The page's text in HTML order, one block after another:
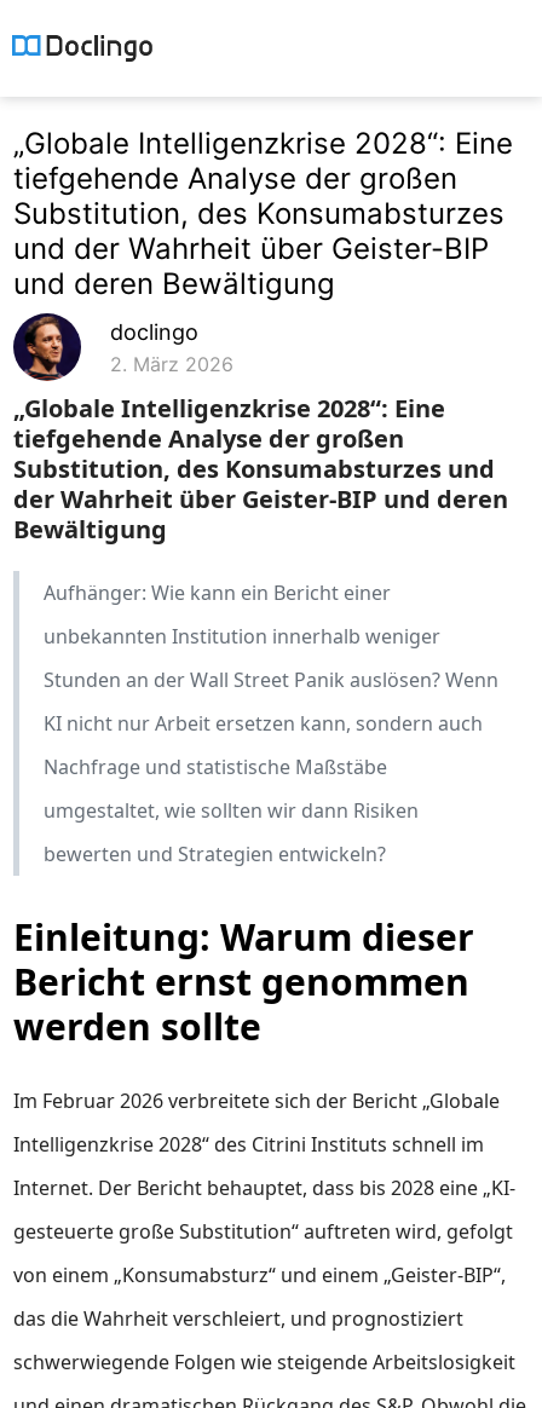
„Globale Intelligenzkrise 2028“: Eine
tiefgehende Analyse der großen
Substitution, des Konsumabsturzes
und der Wahrheit über Geister-BIP
und deren Bewältigung
doclingo
2. März 2026
„Globale Intelligenzkrise 2028“: Eine
tiefgehende Analyse der großen
Substitution, des Konsumabsturzes und
der Wahrheit über Geister-BIP und deren
Bewältigung
Aufhänger: Wie kann ein Bericht einer
unbekannten Institution innerhalb weniger
Stunden an der Wall Street Panik auslösen? Wenn
KI nicht nur Arbeit ersetzen kann, sondern auch
Nachfrage und statistische Maßstäbe
umgestaltet, wie sollten wir dann Risiken
bewerten und Strategien entwickeln?
Einleitung: Warum dieser
Bericht ernst genommen
werden sollte
Im Februar 2026 verbreitete sich der Bericht „Globale
Intelligenzkrise 2028“ des Citrini Instituts schnell im
Internet. Der Bericht behauptet, dass bis 2028 eine „KI-
gesteuerte große Substitution“ auftreten wird, gefolgt
von einem „Konsumabsturz“ und einem „Geister-BIP“,
das die Wahrheit verschleiert, und prognostiziert
schwerwiegende Folgen wie steigende Arbeitslosigkeit